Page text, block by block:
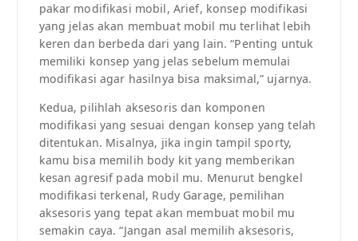
pakar modifikasi mobil, Arief, konsep modifikasi
yang jelas akan membuat mobil mu terlihat lebih
keren dan berbeda dari yang lain. “Penting untuk
memiliki konsep yang jelas sebelum memulai
modifikasi agar hasilnya bisa maksimal,” ujarnya.
Kedua, pilihlah aksesoris dan komponen
modifikasi yang sesuai dengan konsep yang telah
ditentukan. Misalnya, jika ingin tampil sporty,
kamu bisa memilih body kit yang memberikan
kesan agresif pada mobil mu. Menurut bengkel
modifikasi terkenal, Rudy Garage, pemilihan
aksesoris yang tepat akan membuat mobil mu
semakin caya. “Jangan asal memilih aksesoris,